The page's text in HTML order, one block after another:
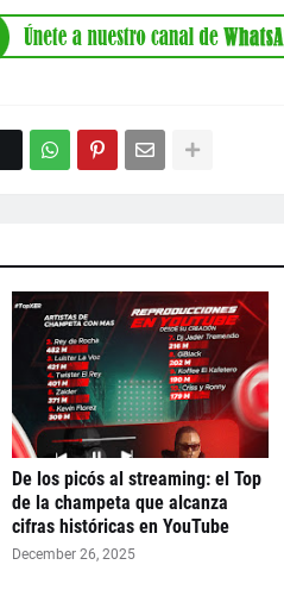
De los picós al streaming: el Top
de la champeta que alcanza
cifras históricas en YouTube
December 26, 2025